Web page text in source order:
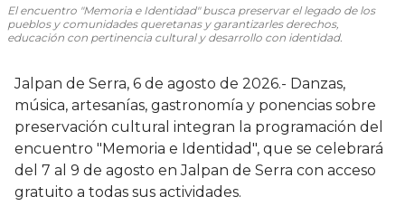
El encuentro "Memoria e Identidad" busca preservar el legado de los
pueblos y comunidades queretanas y garantizarles derechos,
educación con pertinencia cultural y desarrollo con identidad.
Jalpan de Serra, 6 de agosto de 2026.- Danzas,
música, artesanías, gastronomía y ponencias sobre
preservación cultural integran la programación del
encuentro "Memoria e Identidad", que se celebrará
del 7 al 9 de agosto en Jalpan de Serra con acceso
gratuito a todas sus actividades.